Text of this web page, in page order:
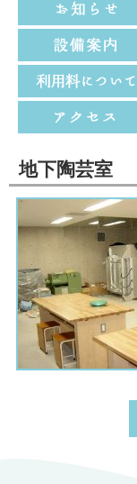
地下陶芸室